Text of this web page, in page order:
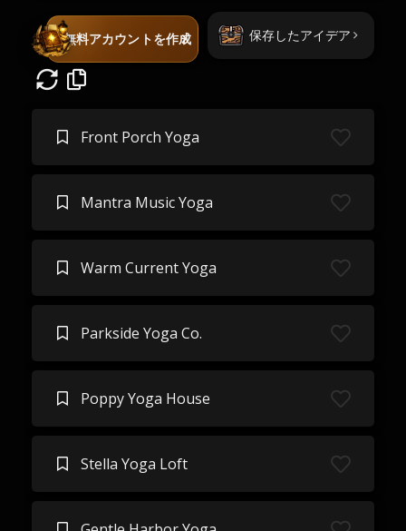
無料アカウントを作成 保存したアイデア
Front Porch Yoga
Mantra Music Yoga
Warm Current Yoga
Parkside Yoga Co.
Poppy Yoga House
Stella Yoga Loft